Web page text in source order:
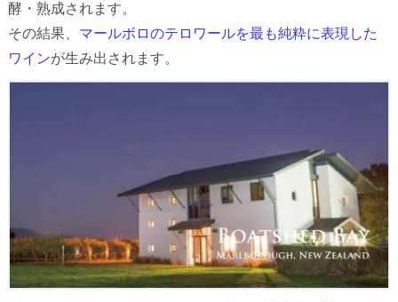
酵・熟成されます。
その結果、 マールボロのテロワールを最も純粋に表現した
ワインが生み出されます。